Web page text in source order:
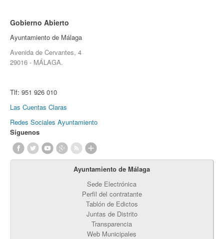
Gobierno Abierto
Ayuntamiento de Málaga
Avenida de Cervantes, 4
29016 - MÁLAGA.
Tlf: 951 926 010
Las Cuentas Claras
Redes Sociales Ayuntamiento
Síguenos
Ayuntamiento de Málaga
Sede Electrónica
Perfil del contratante
Tablón de Edictos
Juntas de Distrito
Transparencia
Web Municipales